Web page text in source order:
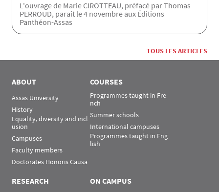
L'ouvrage de Marie CIROTTEAU, préfacé par Thomas
PERROUD, paraît le 4 novembre aux Éditions
Panthéon-Assas
TOUS LES ARTICLES
ABOUT
Assas University
History
Equality, diversity and incl
usion
Campuses
Faculty members
Doctorates Honoris Causa
COURSES
Programmes taught in Fre
nch
Summer schools
International campuses
Programmes taught in Eng
lish
RESEARCH ON CAMPUS